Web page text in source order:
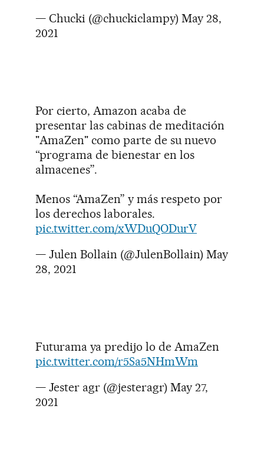
— Chucki (@chuckiclampy) May 28,
2021
Por cierto, Amazon acaba de
presentar las cabinas de meditación
"AmaZen" como parte de su nuevo
“programa de bienestar en los
almacenes”.
Menos “AmaZen” y más respeto por
los derechos laborales.
pic.twitter.com/xWDuQODurV
— Julen Bollain (@JulenBollain) May
28, 2021
Futurama ya predijo lo de AmaZen
pic.twitter.com/r5Sa5NHmWm
— Jester agr (@jesteragr) May 27,
2021